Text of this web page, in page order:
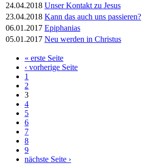
24.04.2018 Unser Kontakt zu Jesus
23.04.2018 Kann das auch uns passieren?
06.01.2017 Epiphanias
05.01.2017 Neu werden in Christus
Seiten« erste Seite
‹ vorherige Seite
1
2
3
4
5
6
7
8
9
nächste Seite ›